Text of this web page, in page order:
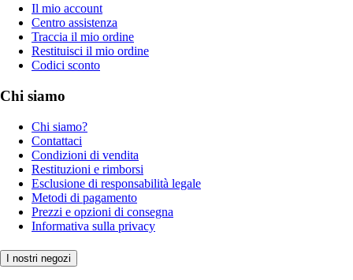
Il mio account
Centro assistenza
Traccia il mio ordine
Restituisci il mio ordine
Codici sconto
Chi siamo
Chi siamo?
Contattaci
Condizioni di vendita
Restituzioni e rimborsi
Esclusione di responsabilità legale
Metodi di pagamento
Prezzi e opzioni di consegna
Informativa sulla privacy
I nostri negozi